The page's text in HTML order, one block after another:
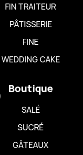
FIN TRAITEUR
PÂTISSERIE
FINE
WEDDING CAKE
Boutique
SALÉ
SUCRÉ
GÂTEAUX